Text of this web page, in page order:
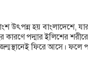
উৎপন্ন হয় বাংলাদেশে,
কারণে পদ্মার ইলিশের
ফিরে আসে। ফলে